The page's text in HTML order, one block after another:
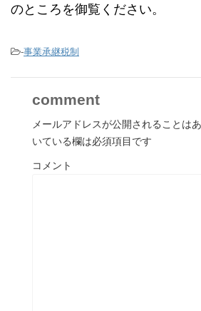
のところを御覧ください。
-事業承継税制
comment
メールアドレスが公開されることはあ
いている欄は必須項目です
コメント